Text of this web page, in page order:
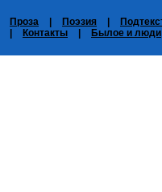
Проза Поэзия
Контакты Былое и люди